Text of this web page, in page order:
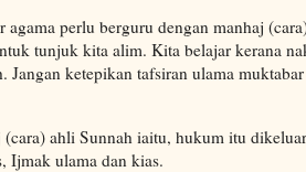
agama perlu berguru dengan manhaj
tunjuk kita alim. Kita belajar kerana
Jangan ketepikan tafsiran ulama
(cara) ahli Sunnah iaitu, hukum itu
Ijmak ulama dan kias.